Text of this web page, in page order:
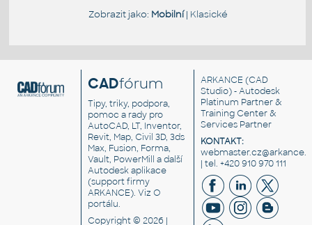
Zobrazit jako: Mobilní| Klasické
CADfórum
Tipy, triky, podpora,
pomoc a rady pro
AutoCAD, LT, Inventor,
Revit, Map, Civil 3D, 3ds
Max, Fusion, Forma,
Vault, PowerMill a další
Autodesk aplikace
(support firmy
ARKANCE). VizO
portálu.
Copyright © 2026 |
ARKANCE (CAD
Studio) - Autodesk
Platinum Partner &
Training Center &
Services Partner
KONTAKT:
| tel. +420 910 970 111